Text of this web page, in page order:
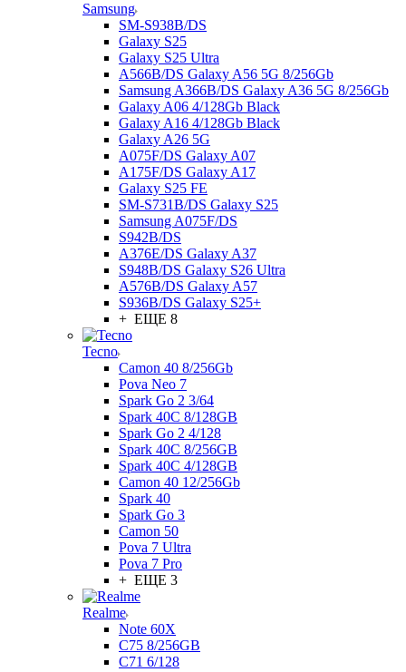
Samsung
SM-S938B/DS
Galaxy S25
Galaxy S25 Ultra
A566B/DS Galaxy A56 5G 8/256Gb
Samsung A366B/DS Galaxy A36 5G 8/256Gb
Galaxy A06 4/128Gb Black
Galaxy A16 4/128Gb Black
Galaxy A26 5G
A075F/DS Galaxy A07
A175F/DS Galaxy A17
Galaxy S25 FE
SM-S731B/DS Galaxy S25
Samsung A075F/DS
S942B/DS
A376E/DS Galaxy A37
S948B/DS Galaxy S26 Ultra
A576B/DS Galaxy A57
S936B/DS Galaxy S25+
+ ЕЩЕ 8
Tecno
Camon 40 8/256Gb
Pova Neo 7
Spark Go 2 3/64
Spark 40C 8/128GB
Spark Go 2 4/128
Spark 40C 8/256GB
Spark 40C 4/128GB
Camon 40 12/256Gb
Spark 40
Spark Go 3
Camon 50
Pova 7 Ultra
Pova 7 Pro
+ ЕЩЕ 3
Realme
Note 60X
C75 8/256GB
C71 6/128